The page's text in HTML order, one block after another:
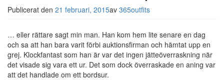
Publicerat den 21 februari, 2015av 365outfits
… eller rättare sagt min man. Han kom hem lite senare en dag
och sa att han bara varit förbi auktionsfirman och hämtat upp en
grej. Klockfantast som han är var det ingen jätteöverraskning när
det visade sig vara ett ur. Det som dock överraskade en aning var
att det handlade om ett bordsur.